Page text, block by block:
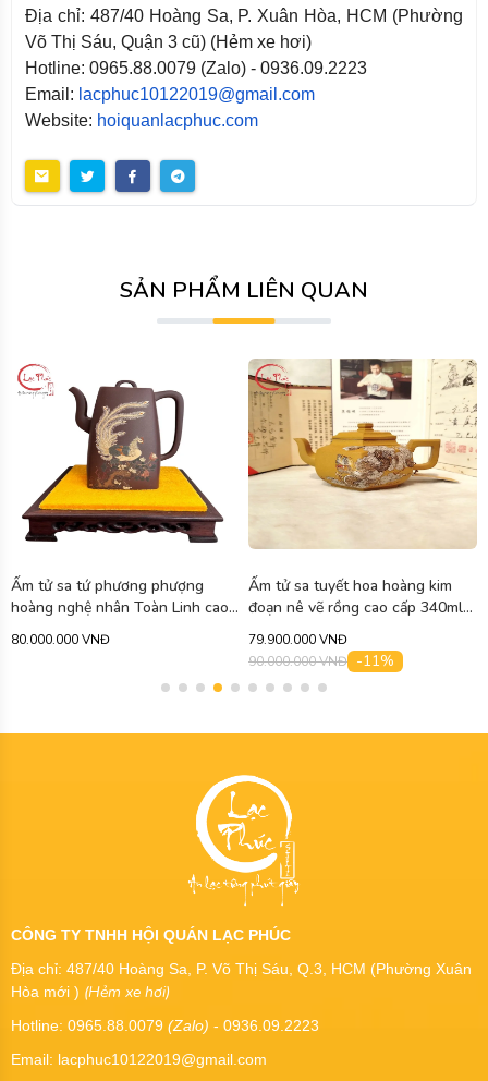
Địa chỉ: 487/40 Hoàng Sa, P. Xuân Hòa, HCM (Phường
Võ Thị Sáu, Quận 3 cũ) (Hẻm xe hơi)
Hotline: 0965.88.0079 (Zalo) - 0936.09.2223
Email: lacphuc10122019@gmail.com
Website: hoiquanlacphuc.com
SẢN PHẨM LIÊN QUAN
Ấm tử sa tứ phương phượng
hoàng nghệ nhân Toàn Linh cao
80.000.000 VNĐ
Ấm tử sa tuyết hoa hoàng kim
đoạn nê vẽ rồng cao cấp 340ml
79.900.000 VNĐ
90.000.000 VNĐ -11%
CÔNG TY TNHH HỘI QUÁN LẠC PHÚC
Địa chỉ: 487/40 Hoàng Sa, P. Võ Thị Sáu, Q.3, HCM (Phường Xuân
Hòa mới ) (Hẻm xe hơi)
Hotline: 0965.88.0079 (Zalo) - 0936.09.2223
Email: lacphuc10122019@gmail.com